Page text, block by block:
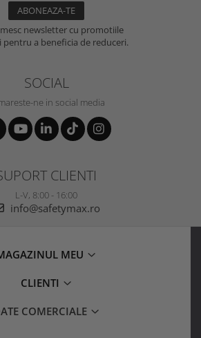
newsletter cu promotiile
pentru a beneficia de reduceri.
SOCIAL
ne in social media
CLIENTI
L-V, 8:00 - 16:00
info@safetymax.ro
MEU
CLIENTI
COMERCIALE